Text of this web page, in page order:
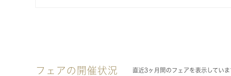
フェアの開催状況 直近3ヶ月間のフェアを表示していま